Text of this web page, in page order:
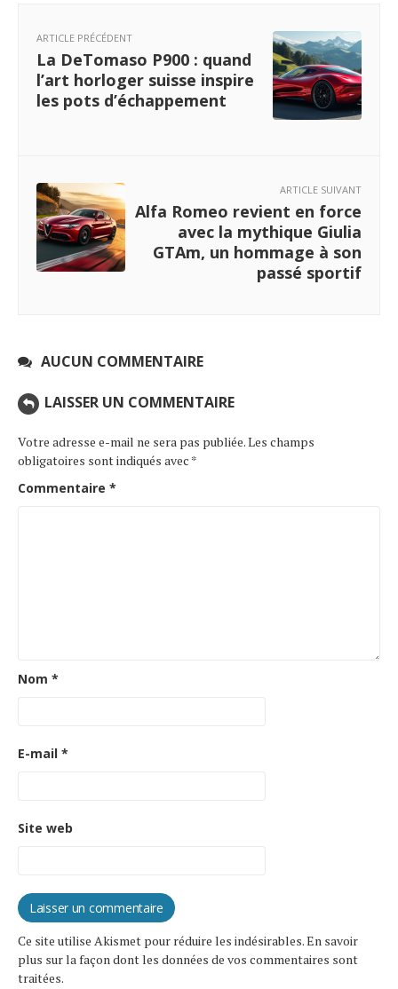
ARTICLE PRÉCÉDENT
La DeTomaso P900 : quand
l’art horloger suisse inspire
les pots d’échappement
ARTICLE SUIVANT
Alfa Romeo revient en force
avec la mythique Giulia
GTAm, un hommage à son
passé sportif
AUCUN COMMENTAIRE
LAISSER UN COMMENTAIRE
Votre adresse e-mail ne sera pas publiée.Les champs
obligatoires sont indiqués avec *
Commentaire *
Nom *
E-mail *
Site web
Ce site utilise Akismet pour réduire les indésirables.En savoir
plus sur la façon dont les données de vos commentaires sont
traitées.